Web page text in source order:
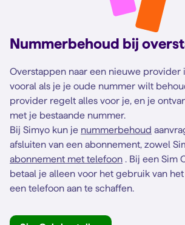
Nummerbehoud bij
Overstappen naar een nieuwe provider
vooral als je je oude nummer wilt
provider regelt alles voor je, en je
met je bestaande nummer.
Bij Simyo kun je nummerbehoud
afsluiten van een abonnement, zowel
abonnement met telefoon . Bij een Sim
betaal je alleen voor het gebruik van
een telefoon aan te schaffen.